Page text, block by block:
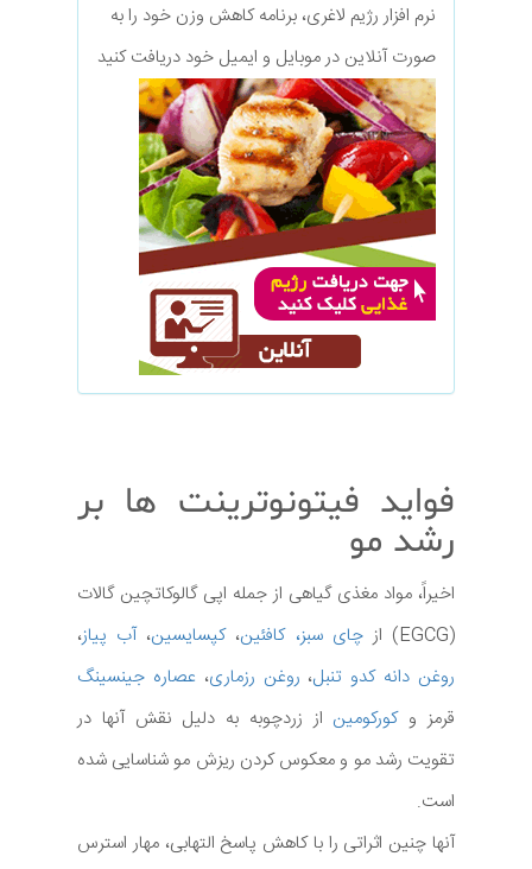
نرم افزار رژیم لاغری، برنامه کاهش وزن خود را به
صورت آنلاین در موبایل و ایمیل خود دریافت کنید
فواید فیتونوترینت ها بر
رشد مو
اخیراً، مواد مغذی گیاهی از جمله اپی گالوکاتچین گالات
(EGCG) از
چای سبز، کافئین،کپسایسین،آب پیاز،
روغن دانه کدو تنبل، روغن رزماری، عصاره جینسینگ
قرمز وکورکومین از زردچوبه به دلیل نقش آنها در
تقویت رشد مو و معکوس کردن ریزش مو شناسایی شده
است.
آنها چنین اثراتی را با کاهش پاسخ التهابی، مهار استرس